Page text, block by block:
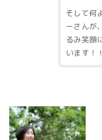
そして何
ーさんが
るみ笑顔
います！！